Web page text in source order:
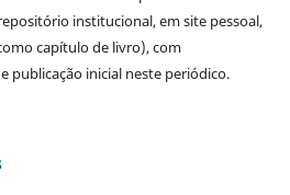
institucional, em site pessoal,
capítulo de livro), com
publicação inicial neste periódico.